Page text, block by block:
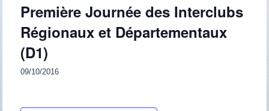
Première Journée des Interclubs
Régionaux et Départementaux
(D1)
09/10/2016